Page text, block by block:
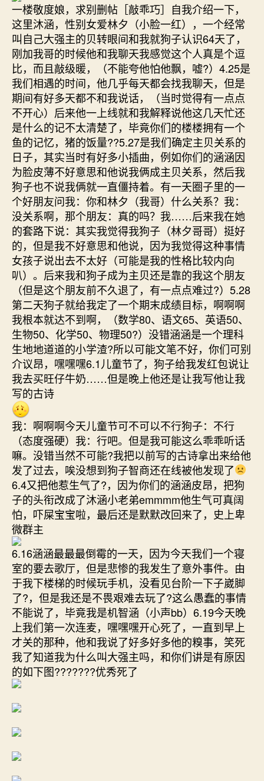
一楼敬度娘，求别删帖［敲乖巧］自我介绍一下，
这里沐涵，性别女爱林夕（小脸一红），一个经常
叫自己大强主的贝转眼间和我就狗子认识64天了，
刚加我哥的时候他和我聊天我感觉这个人真是个逗
比，而且敲级暖，（不能夸他怕他飘，嘘?）4.25是
我们相遇的时间，他几乎每天都会找我聊天，但是
期间有好多天都不和我说话，（当时觉得有一点点
不开心）后来他一上线就和我解释说他这几天忙还
是什么的记不太清楚了，毕竟你们的楼楼拥有一个
鱼的记忆，猪的饭量??5.27是我们确定主贝关系的
日子，其实当时有好多小插曲，例如你们的涵涵因
为脸皮薄不好意思和他说我俩成主贝关系，然后我
狗子也不说我俩就一直僵持着。有一天圈子里的一
个好朋友问我：你和林夕（我哥）什么关系？我：
没关系啊，那个朋友：真的吗？我……后来我在她
的套路下说：其实我觉得我狗子（林夕哥哥）挺好
的，但是我不好意思和他说，因为我觉得这种事情
女孩子说出去不太好（可能是我的性格比较内向
叭）。后来我和狗子成为主贝还是靠的我这个朋友
（但是这个朋友前不久退了，有一点点难过?）5.28
第二天狗子就给我定了一个期末成绩目标，啊啊啊
我根本就达不到啊，（数学80、语文65、英语50、
生物50、化学50、物理50?）没错涵涵是一个理科
生地地道道的小学渣?所以可能文笔不好，你们可别
介议昂，嘿嘿嘿6.1儿童节了，狗子给我发红包说让
我去买旺仔牛奶……但是晚上他还是让我写他让我
写的古诗
我：啊啊啊今天儿童节可不可以不行狗子：不行
（态度强硬）我：行吧。但是我可能这么乖乖听话
嘛。没错当然不可能?我把以前写的古诗拿出来给他
发了过去，唉没想到狗子智商还在线被他发现了
6.4又把他惹生气了?，因为你们的涵涵皮昂，把狗
子的头衔改成了沐涵小老弟emmmm他生气可真阔
怕，吓屎宝宝啦，最后还是默默改回来了，史上卑
微群主
6.16涵涵最最最倒霉的一天，因为今天我们一个寝
室的要去歌厅，但是悲惨的我发生了意外事件。由
于我下楼梯的时候玩手机，没看见台阶一下子崴脚
了?，但是我还是不畏艰难去玩了?这么愚蠢的事情
不能说了，毕竟我是机智涵（小声bb）6.19今天晚
上我们第一次连麦，嘿嘿嘿开心死了，一直到早上
才关的那种，他和我说了好多好多他的糗事，笑死
我了知道我为什么叫大强主吗，和你们讲是有原因
的如下图???????优秀死了